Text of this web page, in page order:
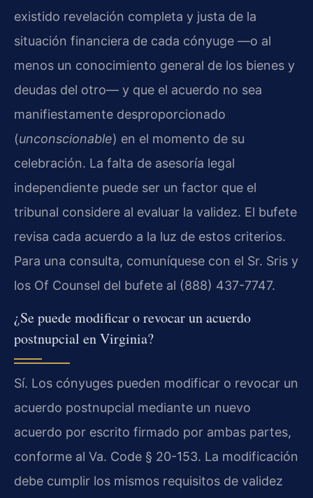
existido revelación completa y justa de la
situación financiera de cada cónyuge —o al
menos un conocimiento general de los bienes y
deudas del otro— y que el acuerdo no sea
manifiestamente desproporcionado
(unconscionable) en el momento de su
celebración. La falta de asesoría legal
independiente puede ser un factor que el
tribunal considere al evaluar la validez. El bufete
revisa cada acuerdo a la luz de estos criterios.
Para una consulta, comuníquese con el Sr. Sris y
los Of Counsel del bufete al (888) 437-7747.
¿Se puede modificar o revocar un acuerdo
postnupcial en Virginia?
Sí. Los cónyuges pueden modificar o revocar un
acuerdo postnupcial mediante un nuevo
acuerdo por escrito firmado por ambas partes,
conforme al Va. Code § 20-153. La modificación
debe cumplir los mismos requisitos de validez